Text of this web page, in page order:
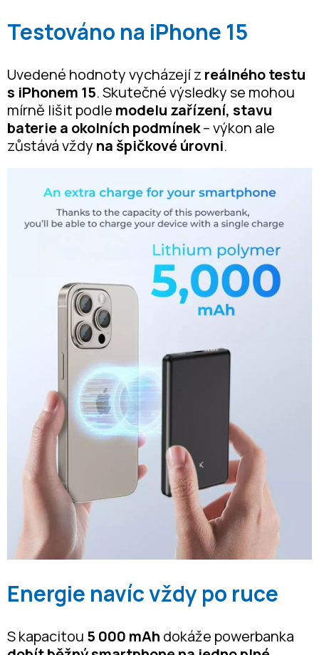
Testováno na iPhone 15
Uvedené hodnoty vycházejí z reálného testu
s iPhonem 15. Skutečné výsledky se mohou
mírně lišit podle modelu zařízení, stavu
baterie a okolních podmínek– výkon ale
zůstává vždy na špičkové úrovni.
Energie navíc vždy po ruce
S kapacitou 5 000 mAh dokáže powerbanka